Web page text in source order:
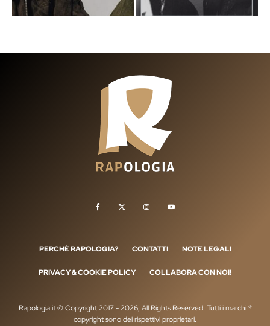
PERCHÈ RAPOLOGIA? CONTATTI NOTE LEGALI
PRIVACY & COOKIE POLICY COLLABORA CON NOI!
Rapologia.it © Copyright 2017 - 2026, All Rights Reserved. Tutti i marchi ®
copyright sono dei rispettivi proprietari.